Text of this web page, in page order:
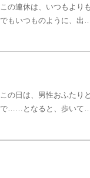
この連休は、いつもより
でもいつものように、出…
この日は、男性おふたり
で……となると、歩いて